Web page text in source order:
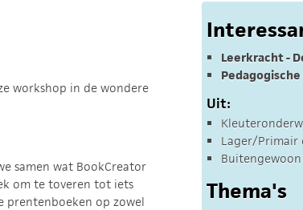
workshop in de wondere
samen wat BookCreator
om te toveren tot iets
prentenboeken op zowel
Leerkracht -
Uit:
Lager/Primair
Thema's